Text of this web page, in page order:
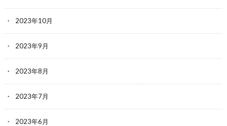
2023年10月
2023年9月
2023年8月
2023年7月
2023年6月